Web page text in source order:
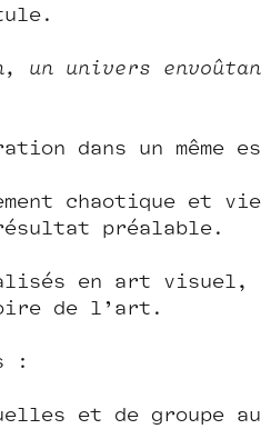
un univers
dans un même
chaotique et
préalable.
en art
de l’art.
:
et de groupe